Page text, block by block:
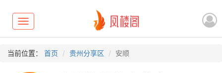
Toggle
navigation
当前位置： 首页 贵州分享区 安顺